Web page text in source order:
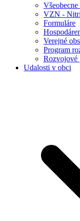
Všeobecne
VZN -
Formuláre
Verejné
Program
Rozvojové
Udalosti v obci